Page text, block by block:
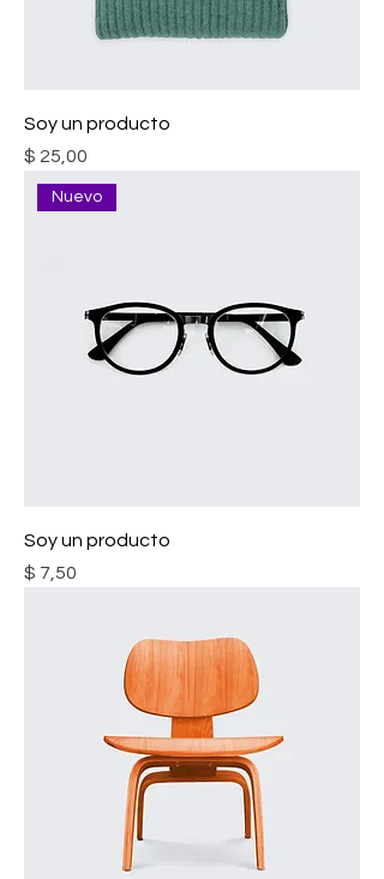
Soy un producto
Precio
$ 25,00
Nuevo
Soy un producto
Precio
$ 7,50